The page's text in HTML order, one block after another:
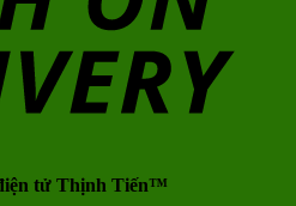
tử Thịnh Tiến™